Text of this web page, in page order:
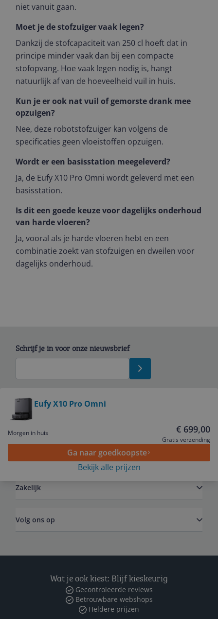
niet vanuit gaan.
Moet je de stofzuiger vaak legen?
Dankzij de stofcapaciteit van 250 cl hoeft dat in
principe minder vaak dan bij een compacte
stofopvang. Hoe vaak legen nodig is, hangt
natuurlijk af van de hoeveelheid vuil in huis.
Kun je er ook nat vuil of gemorste drank mee
opzuigen?
Nee, deze robotstofzuiger kan volgens de
specificaties geen vloeistoffen opzuigen.
Wordt er een basisstation meegeleverd?
Ja, de Eufy X10 Pro Omni wordt geleverd met een
basisstation.
Is dit een goede keuze voor dagelijks onderhoud
van harde vloeren?
Ja, vooral als je harde vloeren hebt en een
combinatie zoekt van stofzuigen en dweilen voor
dagelijks onderhoud.
Eufy X10 Pro Omni
Morgen in huis € 699,00
Gratis verzending
Ga naar goedkoopste
Bekijk alle prijzen
Schrijf je in voor onze nieuwsbrief
Service
Zakelijk
Volg ons op
Wat je ook kiest: Blijf kieskeurig
Gecontroleerde reviews
Betrouwbare webshops
Heldere prijzen